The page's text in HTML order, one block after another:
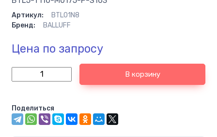
Артикул:
BTL01N8
Бренд:
BALLUFF
Цена по запросу
В корзину
Поделиться